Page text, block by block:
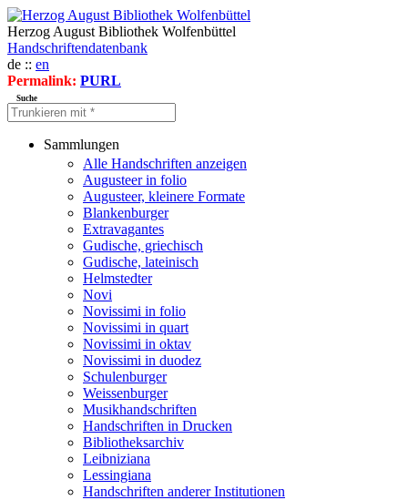
Herzog August Bibliothek Wolfenbüttel
Handschriftendatenbank
de :: en
Permalink: PURL
Suche
Sammlungen
Alle Handschriften anzeigen
Augusteer in folio
Augusteer, kleinere Formate
Blankenburger
Extravagantes
Gudische, griechisch
Gudische, lateinisch
Helmstedter
Novi
Novissimi in folio
Novissimi in quart
Novissimi in oktav
Novissimi in duodez
Schulenburger
Weissenburger
Musikhandschriften
Handschriften in Drucken
Bibliotheksarchiv
Leibniziana
Lessingiana
Handschriften anderer Institutionen